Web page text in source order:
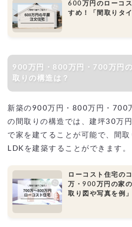
600万円のローコ
すめ！「間取りタ
900万円・800万円・700万円の秀光ビルド住宅の間
取りの構造は？
新築の900万円・800万円・700
の間取りの構造では、建坪30万
で家を建てることが可能で、間
LDKを建築することができます。
ローコスト住宅の
万・900万円の家
取り図や写真を例